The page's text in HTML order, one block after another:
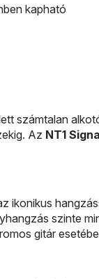
kapható
számtalan
Az NT1
ikonikus
szinte
gitár